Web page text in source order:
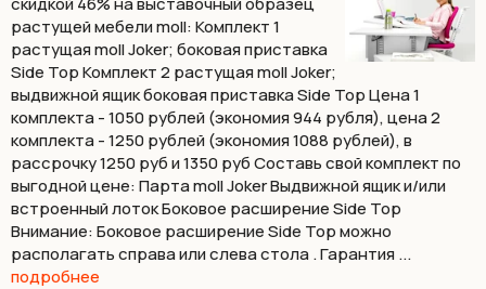
растущей мебели moll: Комплект 1
растущая moll Joker; боковая приставка
Side Top Комплект 2 растущая moll Joker;
выдвижной ящик боковая приставка Side Top Цена 1
комплекта - 1050 рублей (экономия 944 рубля), цена 2
комплекта - 1250 рублей (экономия 1088 рублей), в
рассрочку 1250 руб и 1350 руб Составь свой комплект по
выгодной цене: Парта moll Joker Выдвижной ящик и/или
встроенный лоток Боковое расширение Side Top
Внимание: Боковое расширение Side Top можно
располагать справа или слева стола . Гарантия ...
подробнее